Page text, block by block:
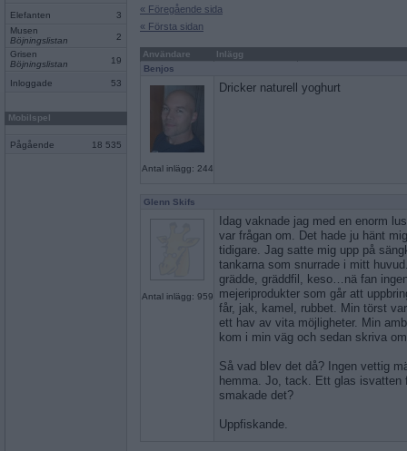
Elefanten
3
Musen
Böjningslistan
2
Grisen
Böjningslistan
19
Inloggade 53
Mobilspel
Pågående 18 535
« Föregående sida
« Första sidan
Användare
Inlägg
Benjos
Antal inlägg: 244
Dricker naturell yoghurt
Glenn Skifs
Antal inlägg: 959
Idag vaknade jag med en enorm
var frågan om. Det hade ju hänt
tidigare. Jag satte mig upp på
tankarna som snurrade i mitt
grädde, gräddfil, keso…nä fan
mejeriprodukter som går att
får, jak, kamel, rubbet. Min törst
ett hav av vita möjligheter. Min
kom i min väg och sedan skriva
Så vad blev det då? Ingen vettig
hemma. Jo, tack. Ett glas isvatten
smakade det?
Uppfiskande.